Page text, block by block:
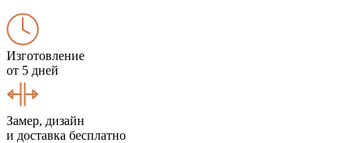
Изготовление
от 5 дней
Замер, дизайн
и доставка бесплатно